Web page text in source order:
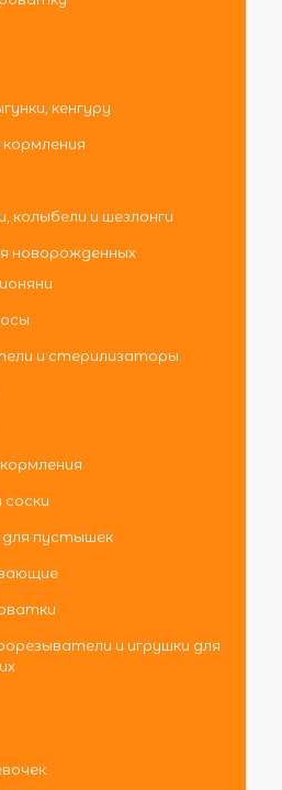
кенгуру
колыбели и шезлонги
новорожденных
и стерилизаторы
пустышек
и игрушки для